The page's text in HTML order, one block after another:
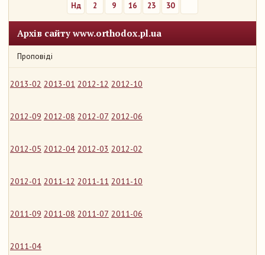
Нд
2 9 16 23 30
Архів сайту www.orthodox.pl.ua
Проповіді
2013-02 2013-01 2012-12 2012-10
2012-09 2012-08 2012-07 2012-06
2012-05 2012-04 2012-03 2012-02
2012-01 2011-12 2011-11 2011-10
2011-09 2011-08 2011-07 2011-06
2011-04